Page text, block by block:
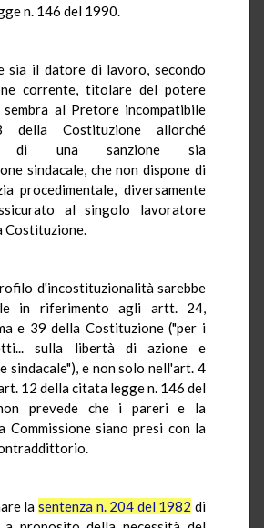
n. 146 del 1990.
sia il datore di lavoro, secondo
corrente, titolare del potere
al Pretore incompatibile
Costituzione allorché
di una sanzione sia
sindacale, che non dispone di
procedimentale, diversamente
al singolo lavoratore
Costituzione.
d'incostituzionalità sarebbe
in riferimento agli artt. 24,
e 39 della Costituzione ("per i
sulla libertà di azione e
sindacale"), e non solo nell'art. 4
12 della citata legge n. 146 del
prevede che i pareri e la
Commissione siano presi con la
la sentenza n. 204 del 1982 di